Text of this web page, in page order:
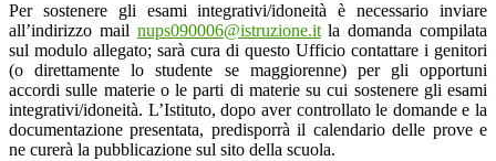
Per sostenere gli esami integrativi/idoneità è necessario inviare
all’indirizzo mail nups090006@istruzione.itla domanda compilata
sul modulo allegato; sarà cura di questo Ufficio contattare i genitori
(o direttamente lo studente se maggiorenne) per gli opportuni
accordi sulle materie o le parti di materie su cui sostenere gli esami
integrativi/idoneità. L’Istituto, dopo aver controllato le domande e la
documentazione presentata, predisporrà il calendario delle prove e
ne curerà la pubblicazione sul sito della scuola.